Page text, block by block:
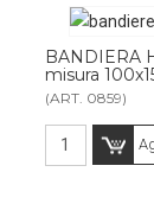
BANDIERA
misura
(ART. 0859)